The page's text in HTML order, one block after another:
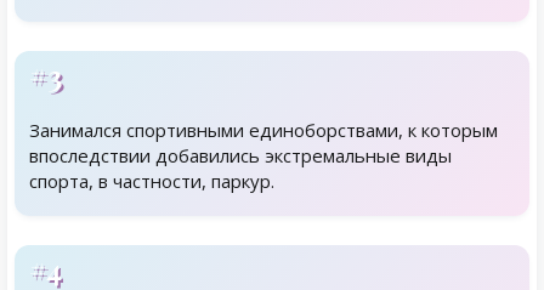
#3
Занимался спортивными единоборствами, к которым
впоследствии добавились экстремальные виды
спорта, в частности, паркур.
#4